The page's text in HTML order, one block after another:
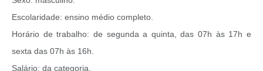
Escolaridade: ensino médio completo.
Horário de trabalho: de segunda a quinta, das 07h às 17h e
sexta das 07h às 16h.
Salário: da categoria.